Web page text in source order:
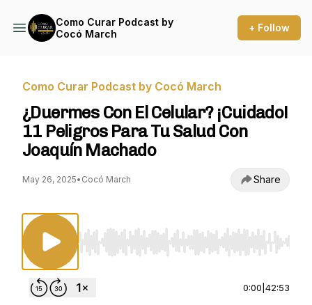
Como Curar Podcast by
Cocó March
+ Follow
Como Curar Podcast by Cocó March
¿Duermes Con El Celular? ¡Cuidado!
11 Peligros Para Tu Salud Con
Joaquín Machado
May 26, 2025• Cocó March Share
Use Left/Right to seek, Home/End to jump to
0:00 42:53